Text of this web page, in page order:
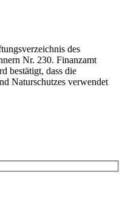
des
Nr. 230. Finanzamt
bestätigt, dass die
Naturschutzes verwendet